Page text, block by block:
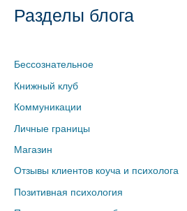
Разделы блога
Бессознательное
Книжный клуб
Коммуникации
Личные границы
Магазин
Отзывы клиентов коуча и психолога
Позитивная психология